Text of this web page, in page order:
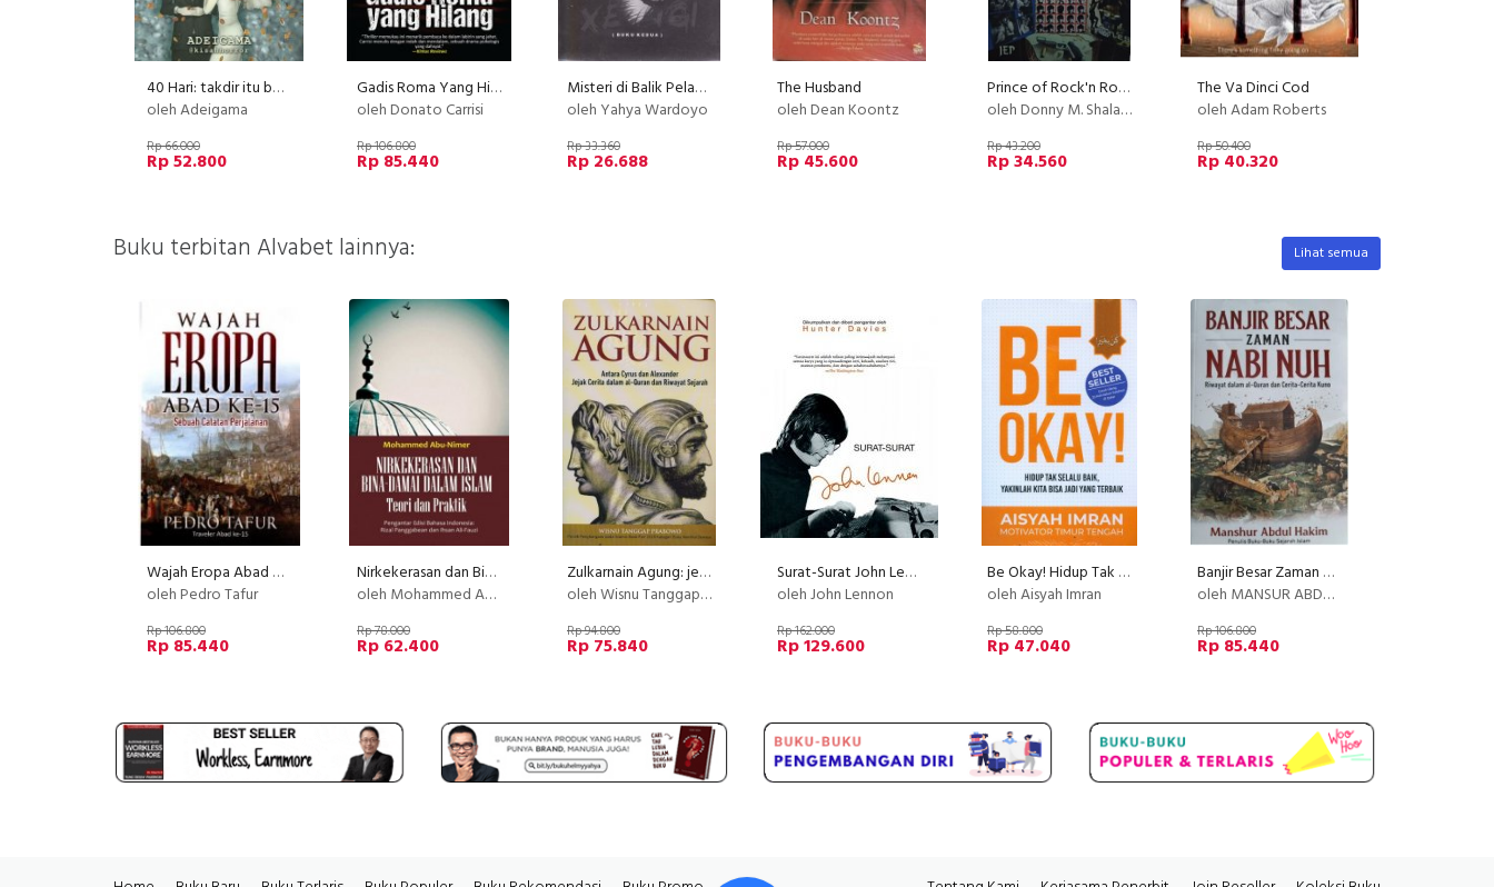
40 Hari: takdir itu bernama hidup dan mati [Edisi TTD]
oleh Adeigama
Rp 66.000
Rp 52.800
Gadis Roma Yang Hilang
oleh Donato Carrisi
Rp 106.800
Rp 85.440
Misteri di Balik Pelangi #2 : Xe-ngi
oleh Yahya Wardoyo
Rp 33.360
Rp 26.688
The Husband
oleh Dean Koontz
Rp 57.000
Rp 45.600
Prince of Rock'n Roll : Sang Pengintai
oleh Donny M. Shalahuddin
Rp 43.200
Rp 34.560
The Va Dinci Cod
oleh Adam Roberts
Rp 50.400
Rp 40.320
Buku terbitan Alvabet lainnya: Lihat semua
Wajah Eropa Abad Ke-15: Sebuah Catatan Perjalanan
oleh Pedro Tafur
Rp 106.800
Rp 85.440
Nirkekerasan dan Bina Damai Dalam Islam [Terori dan Praktik]
oleh Mohammed Abu-Nimer
Rp 78.000
Rp 62.400
Zulkarnain Agung: jejak cerita dalam Al-Quran dan riwayat sejarah
oleh Wisnu Tanggap Prabowo
Rp 94.800
Rp 75.840
Surat-Surat John Lennon [Hard Cover]
oleh John Lennon
Rp 162.000
Rp 129.600
Be Okay! Hidup Tak Selalu Baik, Yakinlah Kita Bisa Jadi Yang Terbaik
oleh Aisyah Imran
Rp 58.800
Rp 47.040
Banjir Besar Zaman Nabi Nuh ( Riwayat dalam Alquran dan cerita-cerita kuno )
oleh MANSUR ABDUL HAKIM
Rp 106.800
Rp 85.440